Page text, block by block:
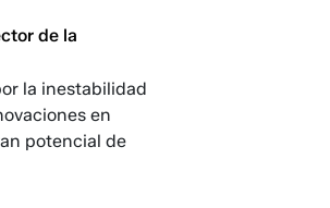
de la
la inestabilidad
en
potencial de